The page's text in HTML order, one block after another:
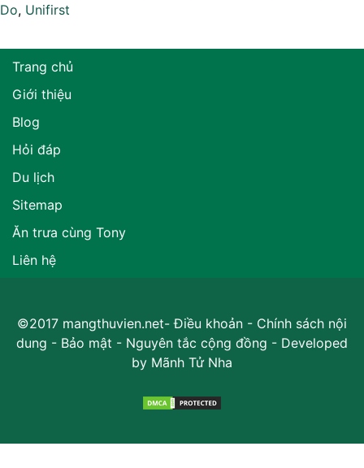
Do, Unifirst
Trang chủ
Giới thiệu
Blog
Hỏi đáp
Du lịch
Sitemap
Ăn trưa cùng Tony
Liên hệ
©2017 mangthuvien.net-Điều khoản - Chính sách nội
dung - Bảo mật - Nguyên tắc cộng đồng - Developed
by Mãnh Tử Nha